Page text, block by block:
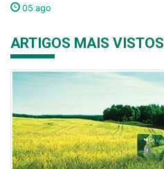
05 ago
ARTIGOS MAIS VISTOS